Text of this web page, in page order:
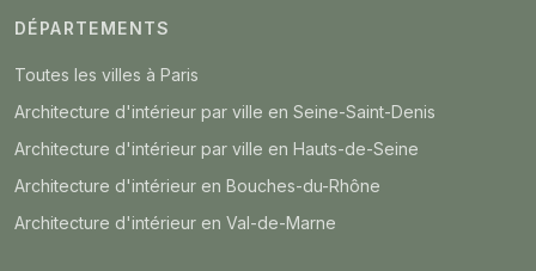
DÉPARTEMENTS
Toutes les villes à Paris
Architecture d'intérieur par ville en Seine-Saint-Denis
Architecture d'intérieur par ville en Hauts-de-Seine
Architecture d'intérieur en Bouches-du-Rhône
Architecture d'intérieur en Val-de-Marne